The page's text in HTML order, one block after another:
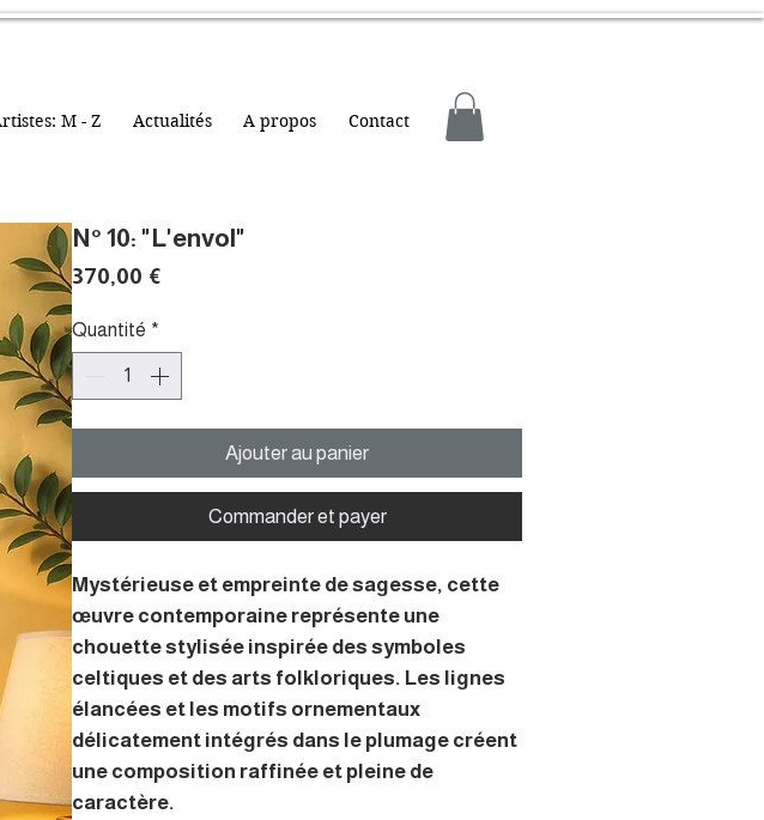
M - Z Actualités A propos Contact
N° 10: "L'envol"
370,00 €
Quantité *
Ajouter au panier
Commander et payer
Mystérieuse et empreinte de sagesse, cette
œuvre contemporaine représente une
chouette stylisée inspirée des symboles
celtiques et des arts folkloriques. Les lignes
élancées et les motifs ornementaux
délicatement intégrés dans le plumage créent
une composition raffinée et pleine de
caractère.